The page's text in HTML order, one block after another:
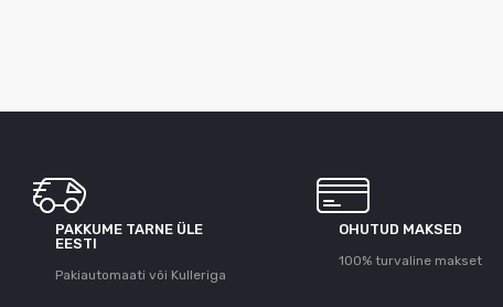
PAKKUME TARNE ÜLE
ЕESTI
Pakiautomaati või Kulleriga
OHUTUD MAKSED
100% turvaline makset